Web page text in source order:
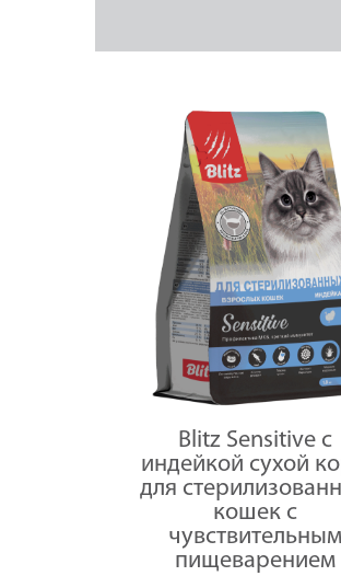
Blitz Sensitive с
индейкой сухой
для
кошек с
чувствительным
пищеварением